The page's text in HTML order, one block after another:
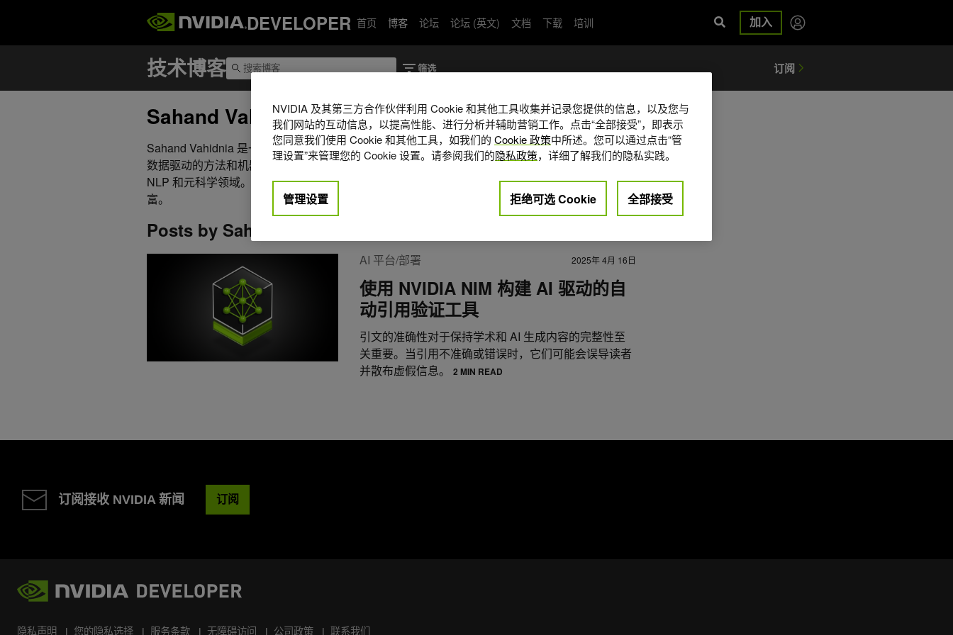
DEVELOPER 首页 博客 论坛 论坛 (英文) 文档 下载 培训 加入
Sahand Vahidnia
Sahand Vahidnia 是一位软件工程师兼数据科学家，具有研发背景，对
数据驱动的方法和机器学习感兴趣。他的研究经验涵盖计算机视觉、
NLP 和元科学领域。他在 C++、Python 和 PHP 软件开发方面经验丰
富。
Posts by Sahand Vahidnia
AI 平台/部署 2025年 4月 16日
使用 NVIDIA NIM 构建 AI 驱动的自
动引用验证工具
引文的准确性对于保持学术和 AI 生成内容的完整性至
关重要。当引用不准确或错误时，它们可能会误导读者
并散布虚假信息。
2 MIN READ
订阅接收 NVIDIA 新闻 订阅
隐私声明 您的隐私选择 服务条款 无障碍访问 公司政策 联系我们
NVIDIA 及其第三方合作伙伴利用 Cookie 和其他工具收集并记录您提供的信息，以及您与
我们网站的互动信息，以提高性能、进行分析并辅助营销工作。点击“全部接受”，即表示
您同意我们使用 Cookie 和其他工具，如我们的 Cookie 政策中所述。您可以通过点击“管
理设置”来管理您的 Cookie 设置。请参阅我们的隐私政策，详细了解我们的隐私实践。
管理设置 拒绝可选 Cookie 全部接受